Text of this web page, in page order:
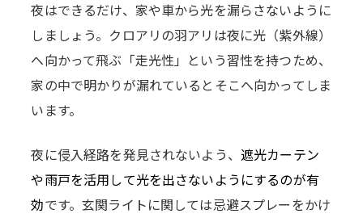
夜はできるだけ、家や車から光を漏らさないように
しましょう。クロアリの羽アリは夜に光（紫外線）
へ向かって飛ぶ「走光性」という習性を持つため、
家の中で明かりが漏れているとそこへ向かってしま
います。
夜に侵入経路を発見されないよう、 遮光カーテン
や雨戸を活用して光を出さないようにするのが有
効です。玄関ライトに関しては忌避スプレーをかけ